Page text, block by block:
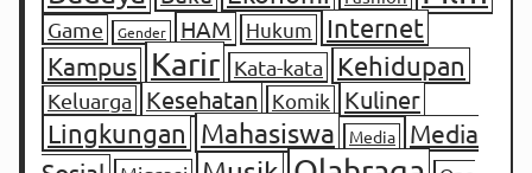
Game Gender HAM Hukum
Internet
Kampus Karir Kata-kata Kehidupan
Keluarga Kesehatan Komik Kuliner
Lingkungan Mahasiswa Media
Media